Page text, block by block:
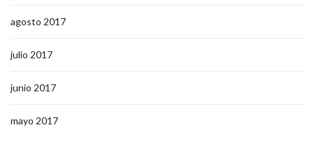
agosto 2017
julio 2017
junio 2017
mayo 2017